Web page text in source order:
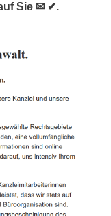
Sie ✉ ✔.